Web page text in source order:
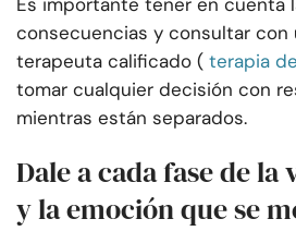
consecuencias y consultar con
terapeuta calificado ( terapia
tomar cualquier decisión con
mientras están separados.
Dale a cada fase de
y la emoción que se